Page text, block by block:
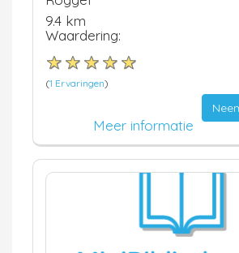
9.4 km
Waardering:
(1 Ervaringen)
Meer informatie